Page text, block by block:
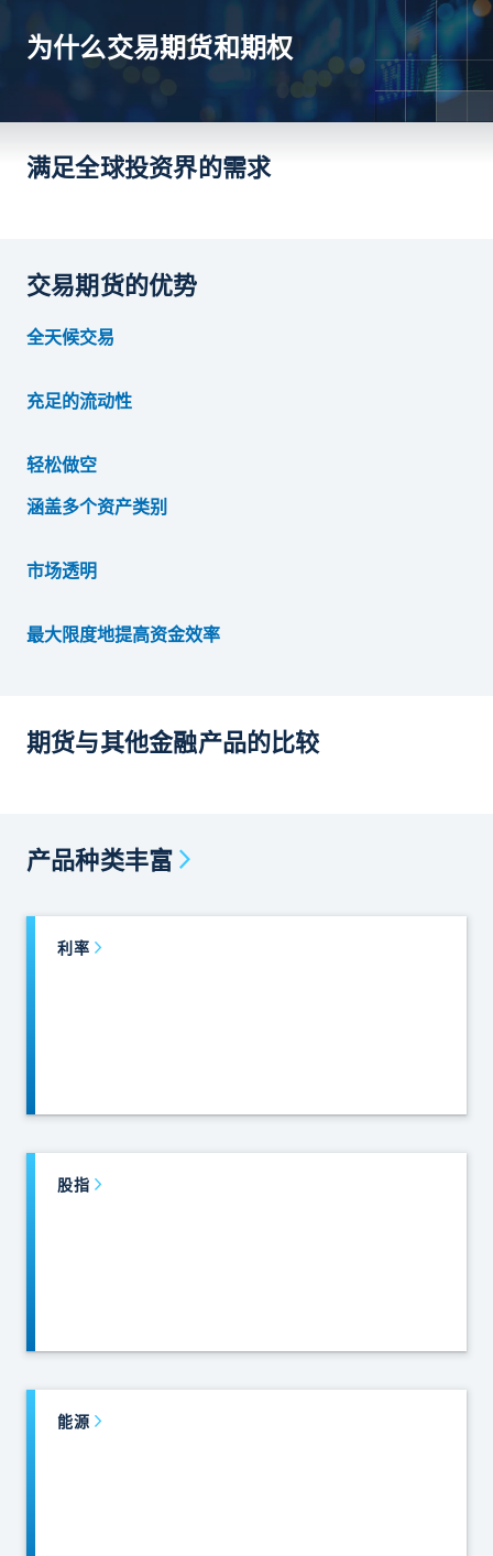
为什么交易期货和期权
满足全球投资界的需求
交易期货的优势
全天候交易
充足的流动性
轻松做空
涵盖多个资产类别
市场透明
最大限度地提高资金效率
期货与其他金融产品的比较
产品种类丰富
利率
股指
能源